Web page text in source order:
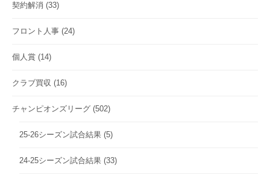
契約解消 (33)
フロント人事 (24)
個人賞 (14)
クラブ買収 (16)
チャンピオンズリーグ (502)
25-26シーズン試合結果 (5)
24-25シーズン試合結果 (33)